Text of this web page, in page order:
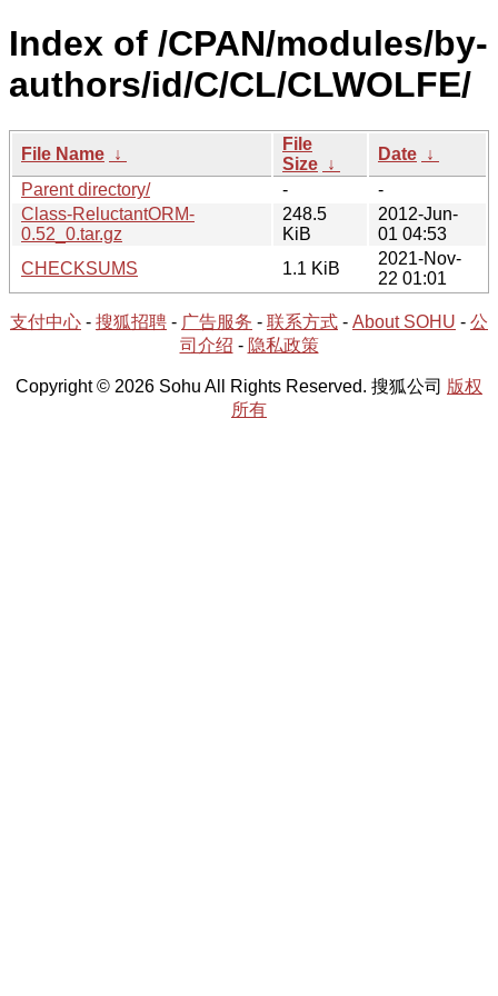
Index of /CPAN/modules/by-
authors/id/C/CL/CLWOLFE/
File Name ↓
File
Size ↓
Date ↓
Parent directory/
-
-
Class-ReluctantORM-
0.52_0.tar.gz
248.5
KiB
2012-Jun-
01 04:53
CHECKSUMS
1.1 KiB
2021-Nov-
22 01:01
支付中心 - 搜狐招聘 - 广告服务 - 联系方式 - About SOHU - 公
司介绍 - 隐私政策
Copyright © 2026 Sohu All Rights Reserved. 搜狐公司 版权
所有